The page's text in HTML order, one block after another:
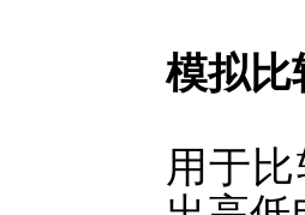
模拟比
用于